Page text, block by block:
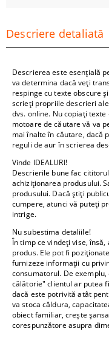
Descriere detaliată
Descrierea este esențială
va determina dacă veți
respinge cu texte obscure
scrieți propriile descrieri
dvs. online. Nu copiați
motoare de căutare vă va
mai înalte în căutare, dacă
reguli de aur în scrierea
Vinde IDEALURI!
Descrierile bune fac
achiziționarea produsului.
produsului. Dacă știți
cumpere, atunci vă puteți
intrige.
Nu subestima detaliile!
În timp ce vindeți vise,
produs. Ele pot fi
furnizeze informații cu
consumatorul. De
călătorie" clientul ar putea
dacă este potrivită atât
va stoca căldura,
obiect familiar, crește
corespunzătore asupra